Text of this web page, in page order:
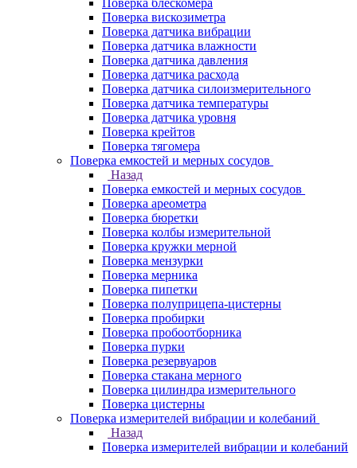
Поверка блескомера
Поверка вискозиметра
Поверка датчика вибрации
Поверка датчика влажности
Поверка датчика давления
Поверка датчика расхода
Поверка датчика силоизмерительного
Поверка датчика температуры
Поверка датчика уровня
Поверка крейтов
Поверка тягомера
Поверка емкостей и мерных сосудов
Назад
Поверка емкостей и мерных сосудов
Поверка ареометра
Поверка бюретки
Поверка колбы измерительной
Поверка кружки мерной
Поверка мензурки
Поверка мерника
Поверка пипетки
Поверка полуприцепа-цистерны
Поверка пробирки
Поверка пробоотборника
Поверка пурки
Поверка резервуаров
Поверка стакана мерного
Поверка цилиндра измерительного
Поверка цистерны
Поверка измерителей вибрации и колебаний
Назад
Поверка измерителей вибрации и колебаний